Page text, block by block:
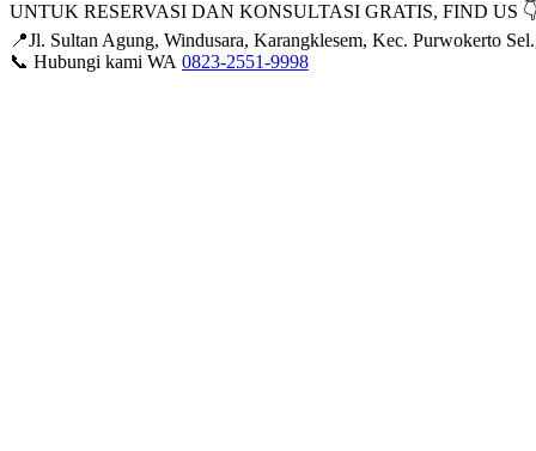
UNTUK RESERVASI DAN KONSULTASI GRATIS, FIND US
📍Jl. Sultan Agung, Windusara, Karangklesem, Kec. Purwokerto
📞 Hubungi kami WA 0823-2551-9998